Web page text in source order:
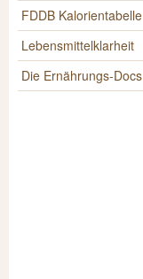
FDDB Kalorientabelle
Lebensmittelklarheit
Die Ernährungs-Docs